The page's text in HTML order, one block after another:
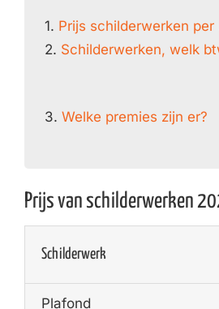
1. Prijs schilderwerken per
2. Schilderwerken, welk
3. Welke premies zijn er?
Prijs van schilderwerken
Schilderwerk
Plafond